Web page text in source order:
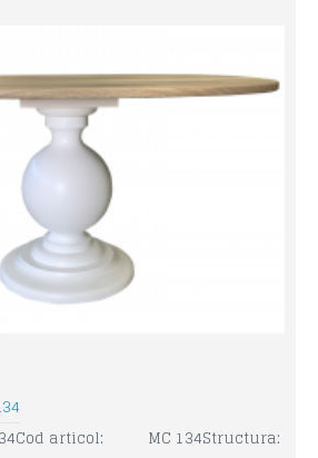
articol: MC 134Structura: